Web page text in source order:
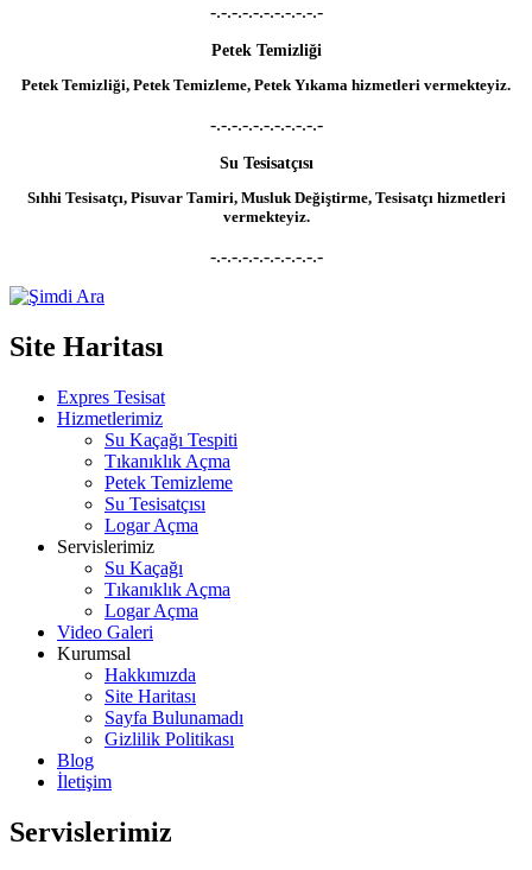
-.-.-.-.-.-.-.-.-.-.-
Petek Temizliği
Petek Temizliği, Petek Temizleme, Petek Yıkama hizmetleri vermekteyiz.
-.-.-.-.-.-.-.-.-.-.-
Su Tesisatçısı
Sıhhi Tesisatçı, Pisuvar Tamiri, Musluk Değiştirme, Tesisatçı hizmetleri
vermekteyiz.
-.-.-.-.-.-.-.-.-.-.-
Site Haritası
Expres Tesisat
Hizmetlerimiz
Su Kaçağı Tespiti
Tıkanıklık Açma
Petek Temizleme
Su Tesisatçısı
Logar Açma
Servislerimiz
Su Kaçağı
Tıkanıklık Açma
Logar Açma
Video Galeri
Kurumsal
Hakkımızda
Site Haritası
Sayfa Bulunamadı
Gizlilik Politikası
Blog
İletişim
Servislerimiz